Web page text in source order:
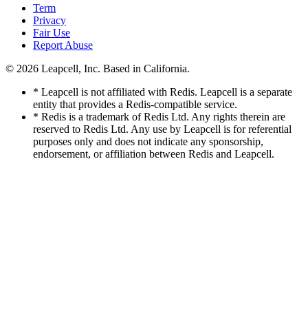
Term
Privacy
Fair Use
Report Abuse
© 2026 Leapcell, Inc. Based in California.
* Leapcell is not affiliated with Redis. Leapcell is a separate
entity that provides a Redis-compatible service.
* Redis is a trademark of Redis Ltd. Any rights therein are
reserved to Redis Ltd. Any use by Leapcell is for referential
purposes only and does not indicate any sponsorship,
endorsement, or affiliation between Redis and Leapcell.